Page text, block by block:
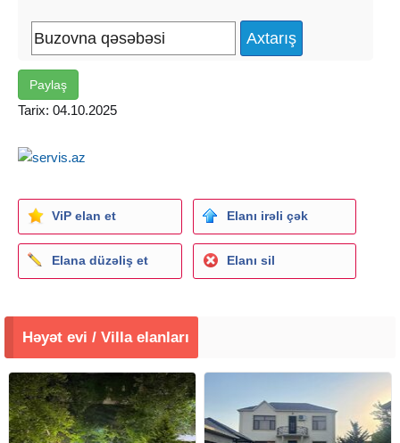
Sənəd: Çıxarış ( Kupça)
Qiymət : 95.000 AZN
Paylaş
Tarix: 04.10.2025
ViP elan et Elanı irəli çək
Elana düzəliş et Elanı sil
Həyət evi / Villa elanları